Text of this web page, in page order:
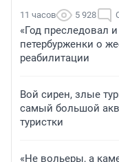
11 часов 5 928
«Год преследовал
петербурженки о
реабилитации
Вой сирен, злые
самый большой
туристки
«Не вольеры, а